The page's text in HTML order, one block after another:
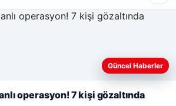
ve geliştirmek amacıyla çerezler
Et
Güncel Haberler
operasyon! 7 kişi gözaltında